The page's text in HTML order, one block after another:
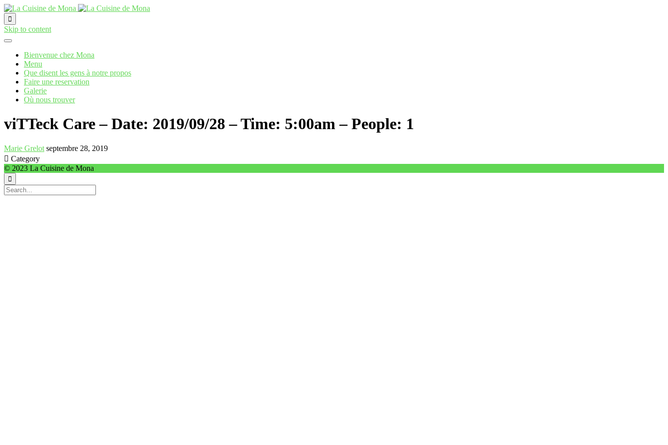

Skip to content
Bienvenue chez Mona
Menu
Que disent les gens à notre propos
Faire une reservation
Galerie
Où nous trouver
viTTeck Care – Date: 2019/09/28 – Time: 5:00am – People: 1
Marie Grelot septembre 28, 2019
 Category
© 2023 La Cuisine de Mona
